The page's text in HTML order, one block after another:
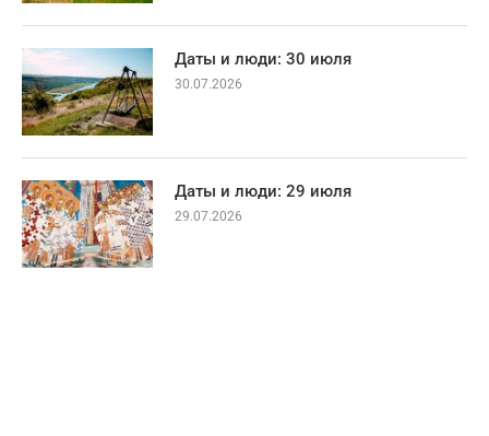
Даты и люди: 30 июля
30.07.2026
Даты и люди: 29 июля
29.07.2026